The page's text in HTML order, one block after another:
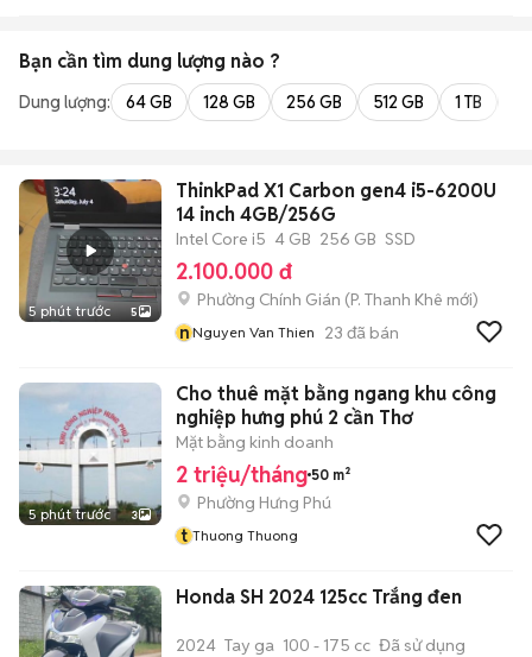
Bạn cần tìm dung lượng nào ?
Dung lượng: 64 GB 128 GB 256 GB 512 GB 1 TB
5 phút trước 5
ThinkPad X1 Carbon gen4 i5-6200U
14 inch 4GB/256G
Intel Core i5 4 GB 256 GB SSD
2.100.000 đ
Phường Chính Gián (P. Thanh Khê mới)
nNguyen Van Thien 23 đã bán
5 phút trước 3
Cho thuê mặt bằng ngang khu công
nghiệp hưng phú 2 cần Thơ
Mặt bằng kinh doanh
2 triệu/tháng 50 m²
Phường Hưng Phú
t Thuong Thuong
Honda SH 2024 125cc Trắng đen
2024 Tay ga 100 - 175 cc Đã sử dụng